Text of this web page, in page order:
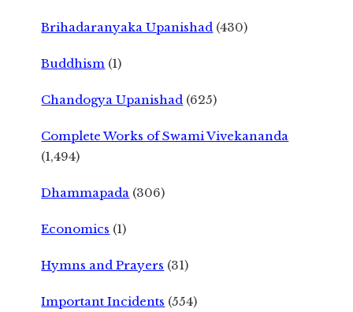
Brihadaranyaka Upanishad (430)
Buddhism (1)
Chandogya Upanishad (625)
Complete Works of Swami Vivekananda
(1,494)
Dhammapada (306)
Economics (1)
Hymns and Prayers (31)
Important Incidents (554)